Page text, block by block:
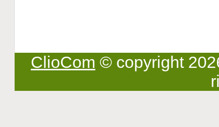
ClioCom © copyright